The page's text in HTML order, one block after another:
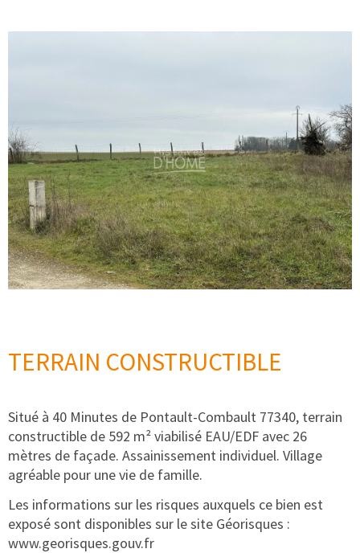
TERRAIN CONSTRUCTIBLE
Situé à 40 Minutes de Pontault-Combault 77340, terrain
constructible de 592 m² viabilisé EAU/EDF avec 26
mètres de façade. Assainissement individuel. Village
agréable pour une vie de famille.
Les informations sur les risques auxquels ce bien est
exposé sont disponibles sur le site Géorisques :
www.georisques.gouv.fr